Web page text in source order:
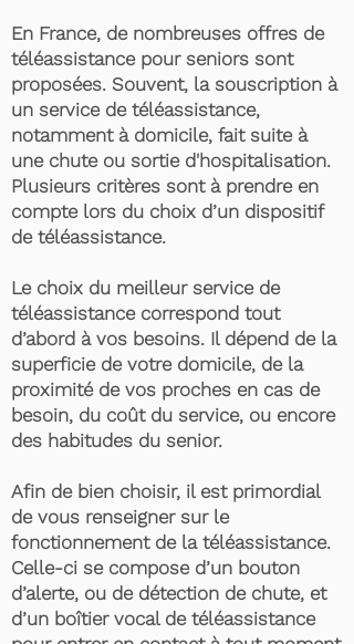
En France, de nombreuses offres de
téléassistance pour seniors sont
proposées. Souvent, la souscription à
un service de téléassistance,
notamment à domicile, fait suite à
une chute ou sortie d'hospitalisation.
Plusieurs critères sont à prendre en
compte lors du choix d’un dispositif
de téléassistance.
Le choix du meilleur service de
téléassistance correspond tout
d’abord à vos besoins. Il dépend de la
superficie de votre domicile, de la
proximité de vos proches en cas de
besoin, du coût du service, ou encore
des habitudes du senior.
Afin de bien choisir, il est primordial
de vous renseigner sur le
fonctionnement de la téléassistance.
Celle-ci se compose d’un bouton
d’alerte, ou de détection de chute, et
d’un boîtier vocal de téléassistance